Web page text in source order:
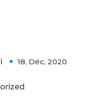
0
18, Déc, 2020